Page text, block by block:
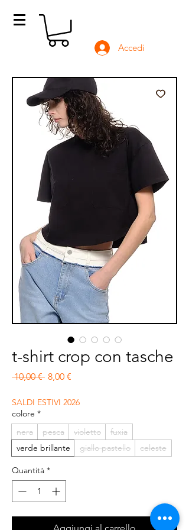
Accedi
t-shirt crop con tasche
10,00 € Prezzo regolare
8,00 €
SALDI ESTIVI 2026
colore *
nera
pesca violetto
fuxia
verde brillante
giallo pastello celeste
Quantità *